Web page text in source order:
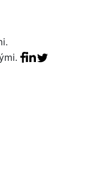
Facebook
Linkedin
Tweet